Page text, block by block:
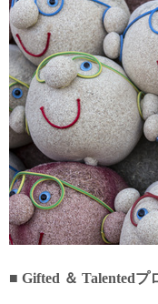
■ Gifted ＆ Talentedプ